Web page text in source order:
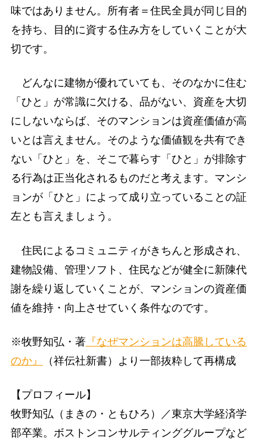
味ではありません。所有者＝住民全員が同じ目的
を持ち、目的に資する住み方をしていくことが大
切です。
どんなに建物が優れていても、そのなかに住む
「ひと」が常識に欠ける、品がない、資産を大切
にしないならば、そのマンションは資産価値が高
いとは言えません。そのような価値観を共有でき
ない「ひと」を、そこで暮らす「ひと」が排除す
る行為は正当化されるものだと考えます。マンシ
ョンが「ひと」によって成り立っていることの証
左とも言えましょう。
住民によるコミュニティがきちんと形成され、
建物設備、管理ソフト、住民などが健全に新陳代
謝を繰り返していくことが、マンションの資産価
値を維持・向上させていく条件なのです。
※牧野知弘・著『なぜマンションは高騰している
のか』
（祥伝社新書）より一部抜粋して再構成
【プロフィール】
牧野知弘（まきの・ともひろ）／東京大学経済学
部卒業。ボストンコンサルティンググループなど